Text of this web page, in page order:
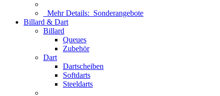
Mehr Details: Sonderangebote
Billard & Dart
Billard
Queues
Zubehör
Dart
Dartscheiben
Softdarts
Steeldarts